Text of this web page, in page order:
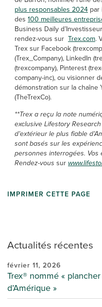
Actualités récentes
février 11, 2026
Trex® nommé «
d’Amérique »
plus responsables 2024 par
des 100 meilleures
Business Daily
rendez-vous sur Trex.com.
Trex sur Facebook
(Trex_Company), LinkedIn
(trexcompany), Pinterest
company-inc), ou visionner
démonstration sur la chaîne
(TheTrexCo).
**Trex a reçu la note
exclusive Lifestory
d’extérieur le plus fiable
sont basés sur les
personnes interrogées.
Rendez-vous sur
IMPRIMER CETTE PAGE